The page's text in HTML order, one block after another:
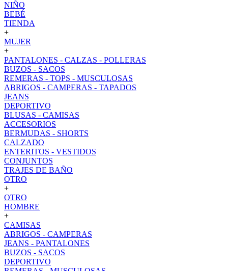
NIÑO
BEBÉ
TIENDA
+
MUJER
+
PANTALONES - CALZAS - POLLERAS
BUZOS - SACOS
REMERAS - TOPS - MUSCULOSAS
ABRIGOS - CAMPERAS - TAPADOS
JEANS
DEPORTIVO
BLUSAS - CAMISAS
ACCESORIOS
BERMUDAS - SHORTS
CALZADO
ENTERITOS - VESTIDOS
CONJUNTOS
TRAJES DE BAÑO
OTRO
+
OTRO
HOMBRE
+
CAMISAS
ABRIGOS - CAMPERAS
JEANS - PANTALONES
BUZOS - SACOS
DEPORTIVO